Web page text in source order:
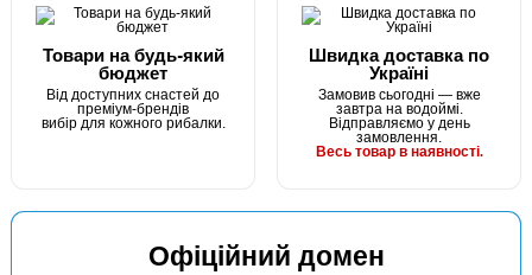
Товари на будь-який
бюджет
Від доступних снастей до
преміум-брендів
вибір для кожного рибалки.
Швидка доставка по
Україні
Замовив сьогодні — вже
завтра на водоймі.
Відправляємо у день
замовлення.
Весь товар в наявності.
Офіційний домен